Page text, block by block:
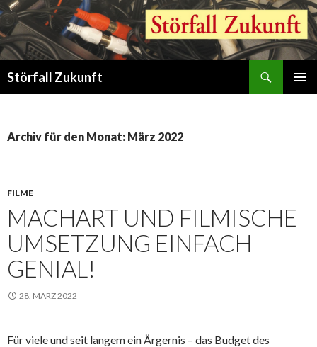
Störfall Zukunft
Archiv für den Monat: März 2022
FILME
MACHART UND FILMISCHE
UMSETZUNG EINFACH
GENIAL!
28. MÄRZ 2022
Für viele und seit langem ein Ärgernis – das Budget des